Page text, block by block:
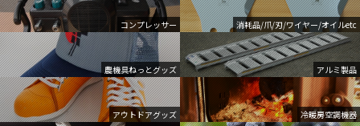
コンプレッサー 消耗品/爪/刃/ワイヤー/オイルetc
農機具ねっとグッズ アルミ製品
アウトドアグッズ 冷暖房空調機器